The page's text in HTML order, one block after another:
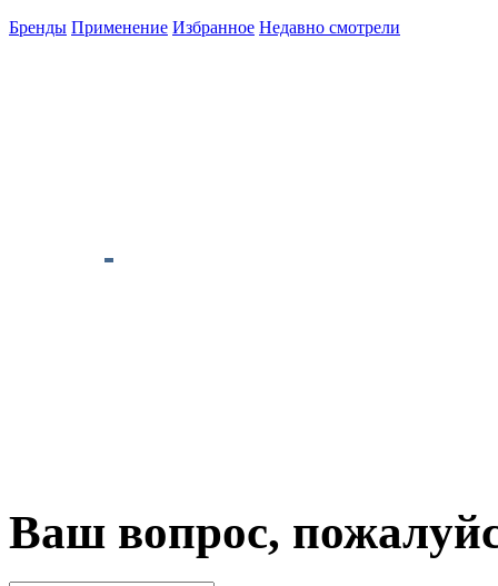
Бренды Применение Избранное Недавно смотрели
Ваш вопрос,